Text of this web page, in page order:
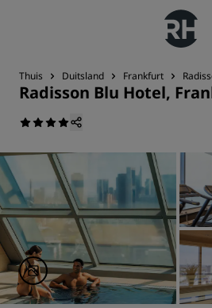
Thuis Duitsland Frankfurt
Radisson Blu Hotel,